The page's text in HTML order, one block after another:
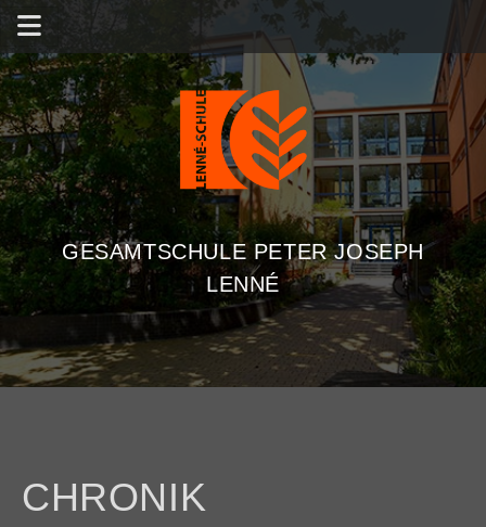
GESAMTSCHULE PETER JOSEPH
LENNÉ
CHRONIK